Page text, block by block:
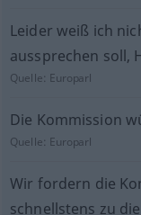
Leider weiß ich
aussprechen soll,
Quelle: Europarl
Die Kommission
Quelle: Europarl
Wir fordern die
schnellstens zu